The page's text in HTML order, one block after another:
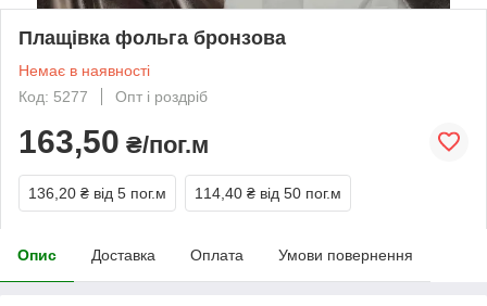
Плащівка фольга бронзова
Немає в наявності
Код: 5277
Опт і роздріб
163,50 ₴/пог.м
136,20 ₴ від 5 пог.м 114,40 ₴ від 50 пог.м
Опис Доставка Оплата Умови повернення